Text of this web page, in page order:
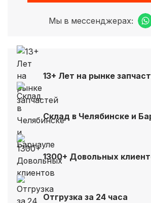
Мы в мессенджерах:
13+ Лет на рынке
Склад в Челябинске и
1300+ Довольных
Отгрузка за 24 часа